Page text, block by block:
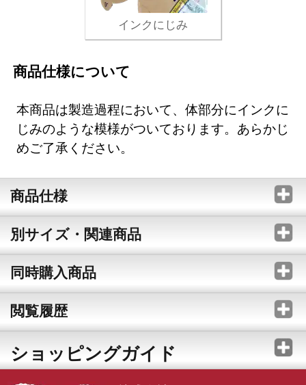
インクにじみ
商品仕様について
本商品は製造過程において、体部分にインクに
じみのような模様がついております。あらかじ
めご了承ください。
商品仕様
別サイズ・関連商品
同時購入商品
閲覧履歴
ショッピングガイド